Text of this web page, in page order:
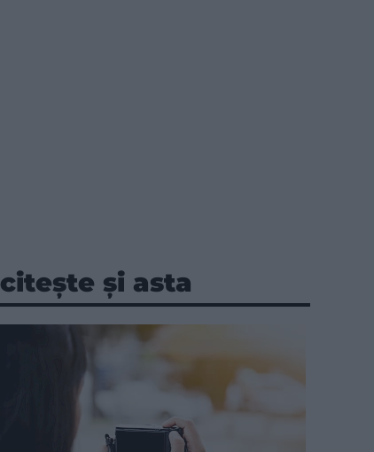
citește și asta